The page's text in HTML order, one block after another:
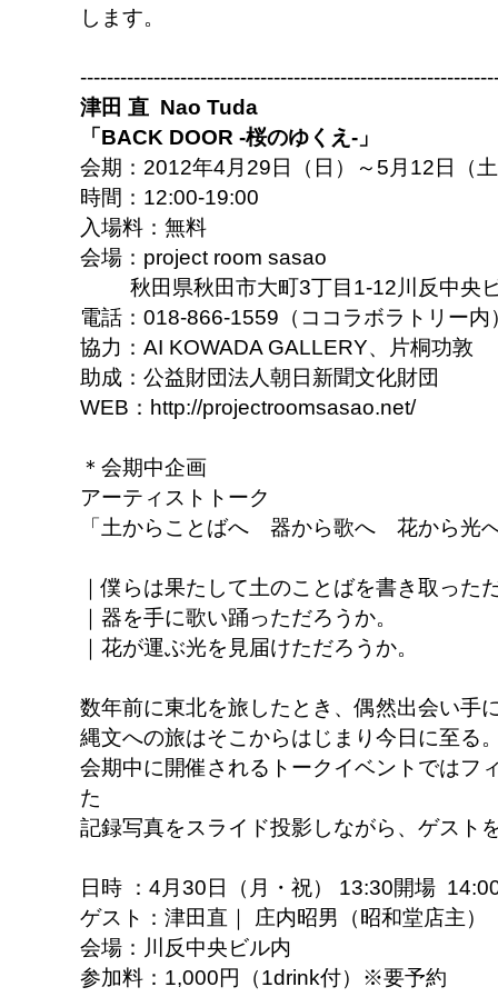
します。
津田 直 Nao Tuda
「BACK DOOR -桜のゆくえ-」
会期：2012年4月29日（日）～5月12日（
時間：12:00-19:00
入場料：無料
会場：project room sasao
秋田県秋田市大町3丁目1-12川反中央
電話：018-866-1559（ココラボラトリー内
協力：AI KOWADA GALLERY、片桐功敦
助成：公益財団法人朝日新聞文化財団
WEB：http://projectroomsasao.net/
＊会期中企画
アーティストトーク
「土からことばへ 器から歌へ 花から光
｜僕らは果たして土のことばを書き取った
｜器を手に歌い踊っただろうか。
｜花が運ぶ光を見届けただろうか。
数年前に東北を旅したとき、偶然出会い手
縄文への旅はそこからはじまり今日に至る
会期中に開催されるトークイベントではフ
た
記録写真をスライド投影しながら、ゲスト
日時 ：4月30日（月・祝） 13:30開場
ゲスト：津田直｜ 庄内昭男（昭和堂店主）
会場：川反中央ビル内
参加料：1,000円（1drink付）※要予約